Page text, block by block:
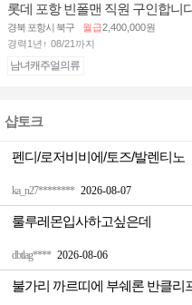
롯데 포항 빈폴맨 직원 구인합니
경북 포항시 북구 월급2,400,000원
경력1년↑ 08/21까지
남녀캐주얼의류
샵토크
ka_n27******** 2026-08-07
펜디/로저비비에/토즈/발렌티노
dbtlag**** 2026-08-06
룰루레몬입사하고싶은데
불가리 까르띠에 부쉐론 반클리